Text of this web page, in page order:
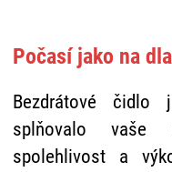
Počasí jako na
Bezdrátové čidlo
splňovalo vaše
spolehlivost a